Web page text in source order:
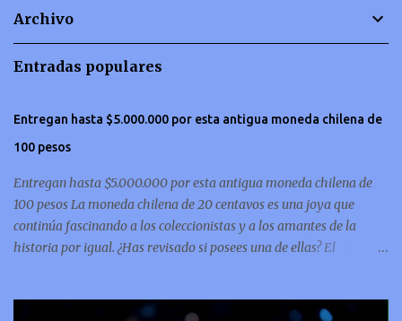
Archivo
Entradas populares
Entregan hasta $5.000.000 por esta antigua moneda chilena de
100 pesos
Entregan hasta $5.000.000 por esta antigua moneda chilena de
100 pesos La moneda chilena de 20 centavos es una joya que
continúa fascinando a los coleccionistas y a los amantes de la
historia por igual. ¿Has revisado si posees una de ellas? El
ha convertido en una de las más buscadas por cazadores de